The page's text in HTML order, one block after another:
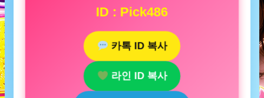
ID : Pick486
카톡 ID 복사
라인 ID 복사